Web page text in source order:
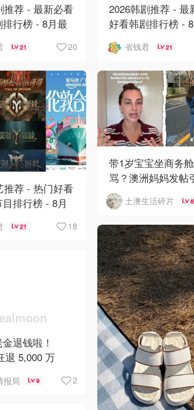
推荐 - 最新必看
行榜 - 8月最
21 20
2026韩剧推荐 - 最
好看韩剧排行榜 -
爱 》上线❣️
省钱君 21
推荐 - 热门好看
排行榜 - 8月
敦合伙人》回
21 18
带1岁宝宝坐商务
骂？澳洲妈妈发帖
网争议
土澳生活碎片 6
退钱啦！
退 5,000 万
报局 9 2